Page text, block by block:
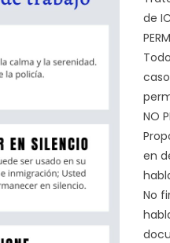
de
NO
en
No